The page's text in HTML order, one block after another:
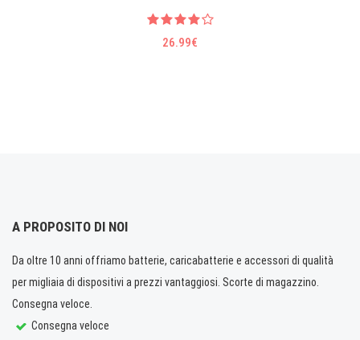
26.99€
A PROPOSITO DI NOI
Da oltre 10 anni offriamo batterie, caricabatterie e accessori di qualità
per migliaia di dispositivi a prezzi vantaggiosi. Scorte di magazzino.
Consegna veloce.
Consegna veloce